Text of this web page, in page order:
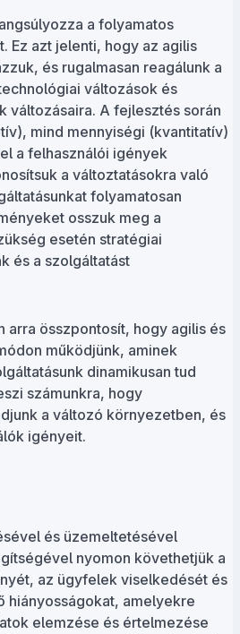
a folyamatos
Ez azt jelenti, hogy az agilis
és rugalmasan reagálunk a
változások és
változásaira. A fejlesztés során
mind mennyiségi (kvantitatív)
a felhasználói igények
a változtatásokra való
folyamatosan
osszuk meg a
esetén stratégiai
és a szolgáltatást
arra összpontosít, hogy agilis és
működjünk, aminek
dinamikusan tud
számunkra, hogy
a változó környezetben, és
igényeit.
és üzemeltetésével
nyomon követhetjük a
az ügyfelek viselkedését és
hiányosságokat, amelyekre
elemzése és értelmezése